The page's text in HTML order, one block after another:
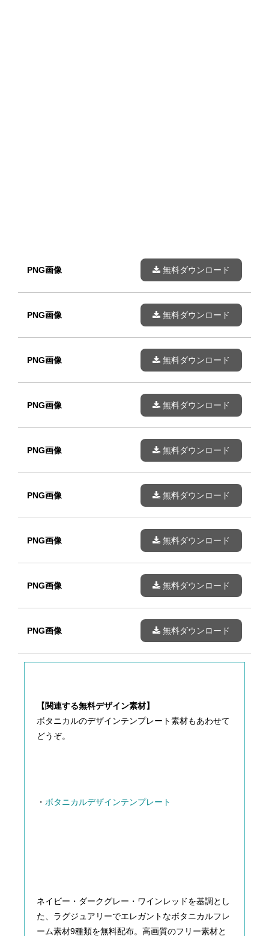
PNG画像 無料ダウンロード
PNG画像 無料ダウンロード
PNG画像 無料ダウンロード
PNG画像 無料ダウンロード
PNG画像 無料ダウンロード
PNG画像 無料ダウンロード
PNG画像 無料ダウンロード
PNG画像 無料ダウンロード
PNG画像 無料ダウンロード
【関連する無料デザイン素材】
ボタニカルのデザインテンプレート素材もあわせて
どうぞ。
・ ボタニカルデザインテンプレート
ネイビー・ダークグレー・ワインレッドを基調とし
た、ラグジュアリーでエレガントなボタニカルフレ
ーム素材9種類を無料配布。高画質のフリー素材と